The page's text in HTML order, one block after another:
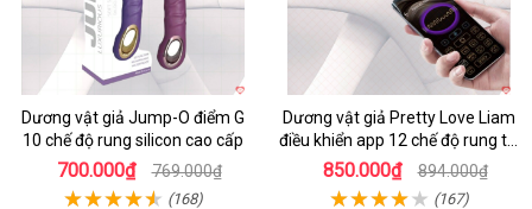
Dương vật giả Jump-O điểm G
10 chế độ rung silicon cao cấp
700.000₫ 769.000₫
(168)
Dương vật giả Pretty Love Liam
điều khiển app 12 chế độ rung tai
thỏ siêu hot
850.000₫ 894.000₫
(167)